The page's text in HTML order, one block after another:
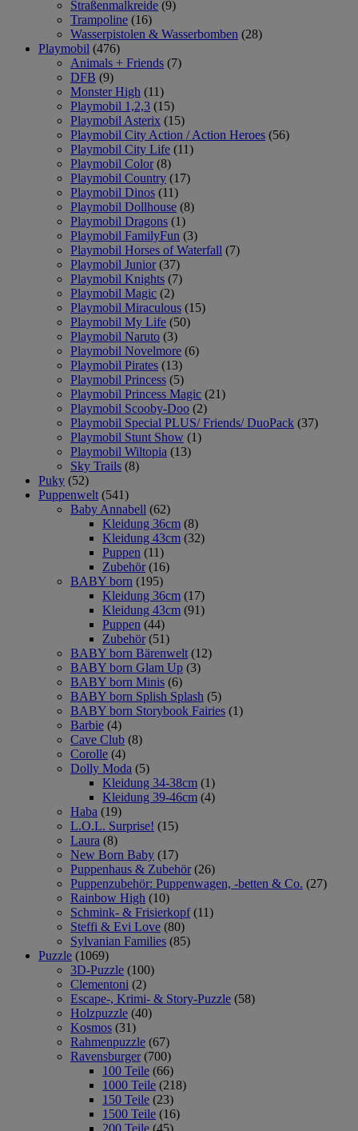
Straßenmalkreide (9)
Trampoline (16)
Wasserpistolen & Wasserbomben (28)
Playmobil (476)
Animals + Friends (7)
DFB (9)
Monster High (11)
Playmobil 1,2,3 (15)
Playmobil Asterix (15)
Playmobil City Action / Action Heroes (56)
Playmobil City Life (11)
Playmobil Color (8)
Playmobil Country (17)
Playmobil Dinos (11)
Playmobil Dollhouse (8)
Playmobil Dragons (1)
Playmobil FamilyFun (3)
Playmobil Horses of Waterfall (7)
Playmobil Junior (37)
Playmobil Knights (7)
Playmobil Magic (2)
Playmobil Miraculous (15)
Playmobil My Life (50)
Playmobil Naruto (3)
Playmobil Novelmore (6)
Playmobil Pirates (13)
Playmobil Princess (5)
Playmobil Princess Magic (21)
Playmobil Scooby-Doo (2)
Playmobil Special PLUS/ Friends/ DuoPack (37)
Playmobil Stunt Show (1)
Playmobil Wiltopia (13)
Sky Trails (8)
Puky (52)
Puppenwelt (541)
Baby Annabell (62)
Kleidung 36cm (8)
Kleidung 43cm (32)
Puppen (11)
Zubehör (16)
BABY born (195)
Kleidung 36cm (17)
Kleidung 43cm (91)
Puppen (44)
Zubehör (51)
BABY born Bärenwelt (12)
BABY born Glam Up (3)
BABY born Minis (6)
BABY born Splish Splash (5)
BABY born Storybook Fairies (1)
Barbie (4)
Cave Club (8)
Corolle (4)
Dolly Moda (5)
Kleidung 34-38cm (1)
Kleidung 39-46cm (4)
Haba (19)
L.O.L. Surprise! (15)
Laura (8)
New Born Baby (17)
Puppenhaus & Zubehör (26)
Puppenzubehör: Puppenwagen, -betten & Co. (27)
Rainbow High (10)
Schmink- & Frisierkopf (11)
Steffi & Evi Love (80)
Sylvanian Families (85)
Puzzle (1069)
3D-Puzzle (100)
Clementoni (2)
Escape-, Krimi- & Story-Puzzle (58)
Holzpuzzle (40)
Kosmos (31)
Rahmenpuzzle (67)
Ravensburger (700)
100 Teile (66)
1000 Teile (218)
150 Teile (23)
1500 Teile (16)
200 Teile (45)